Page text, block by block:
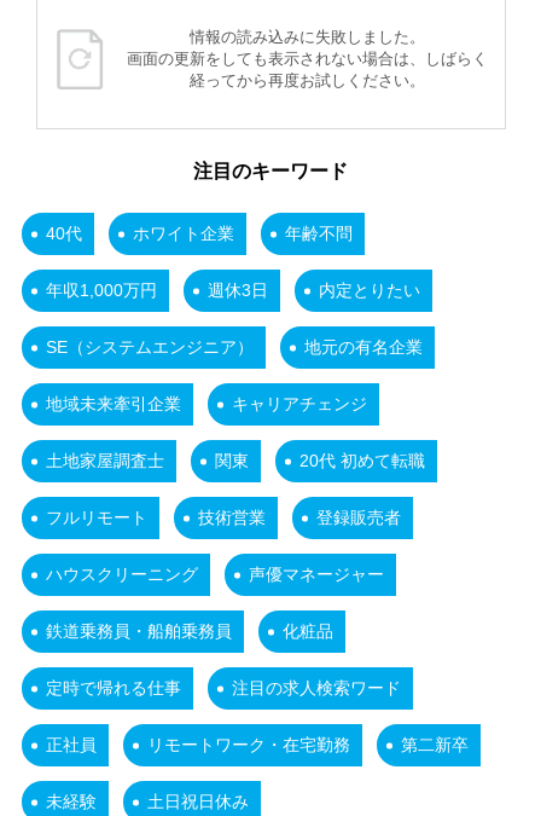
情報の読み込みに失敗しました。
画面の更新をしても表示されない場合は、しばらく
経ってから再度お試しください。
注目のキーワード
40代 ホワイト企業 年齢不問
年収1,000万円 週休3日 内定とりたい
SE（システムエンジニア） 地元の有名企業
地域未来牽引企業 キャリアチェンジ
土地家屋調査士 関東 20代 初めて転職
フルリモート 技術営業 登録販売者
ハウスクリーニング 声優マネージャー
鉄道乗務員・船舶乗務員 化粧品
定時で帰れる仕事 注目の求人検索ワード
正社員 リモートワーク・在宅勤務 第二新卒
未経験 土日祝日休み